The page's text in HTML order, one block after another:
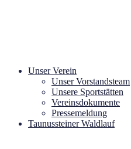
Unser Verein
Unser Vorstandsteam
Unsere Sportstätten
Vereinsdokumente
Pressemeldung
Taunussteiner Waldlauf